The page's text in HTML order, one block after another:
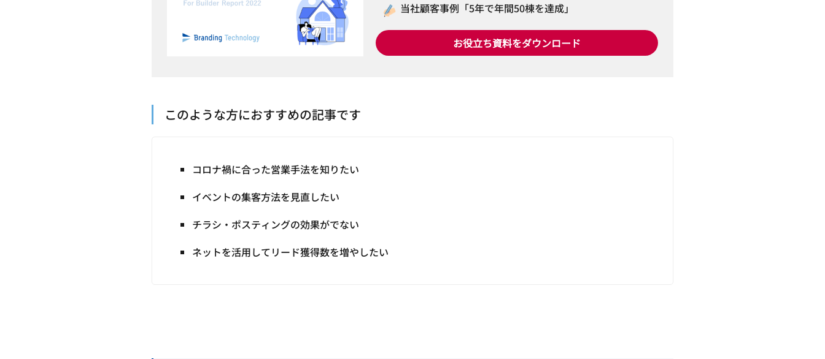
当社顧客事例「5年で年間50棟を達成」
お役立ち資料をダウンロード
このような方におすすめの記事です
コロナ禍に合った営業手法を知りたい
イベントの集客方法を見直したい
チラシ・ポスティングの効果がでない
ネットを活用してリード獲得数を増やしたい